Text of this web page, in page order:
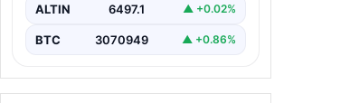
ALTIN 6497.1 ▲ +0.02%
BTC 3070949 ▲ +0.86%